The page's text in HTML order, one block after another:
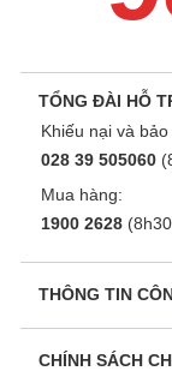
TỔNG ĐÀI HỖ
Khiếu nại và
028 39 505060
Mua hàng:
1900 2628
THÔNG TIN
CHÍNH SÁCH